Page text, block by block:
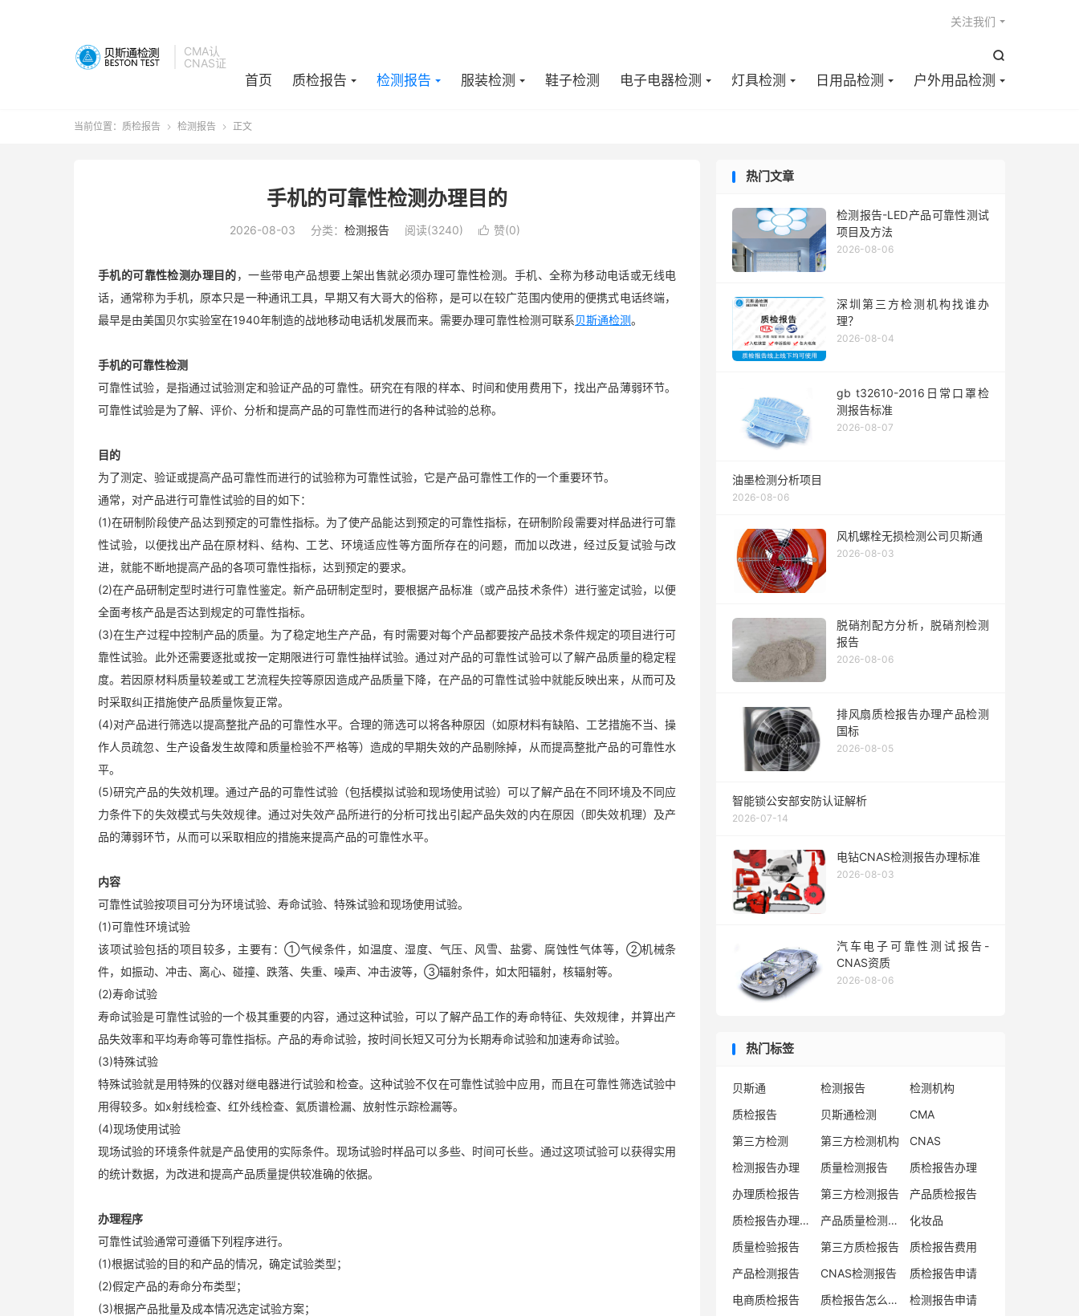
CMA认
CNAS证

首页 质检报告 检测报告 服装检测 鞋子检测 电子电器检测 灯具检测 日用品检测 户外用品检测
关注我们
当前位置： 质检报告  检测报告  正文
手机的可靠性检测办理目的
2026-08-03 分类： 检测报告 阅读(3240)  赞(0)
手机的可靠性检测办理目的，一些带电产品想要上架出售就必须办理可靠性检测。手机、全称为移动电话或无线电
话，通常称为手机，原本只是一种通讯工具，早期又有大哥大的俗称，是可以在较广范围内使用的便携式电话终端，
最早是由美国贝尔实验室在1940年制造的战地移动电话机发展而来。需要办理可靠性检测可联系贝斯通检测。
手机的可靠性检测
可靠性试验，是指通过试验测定和验证产品的可靠性。研究在有限的样本、时间和使用费用下，找出产品薄弱环节。
可靠性试验是为了解、评价、分析和提高产品的可靠性而进行的各种试验的总称。
目的
为了测定、验证或提高产品可靠性而进行的试验称为可靠性试验，它是产品可靠性工作的一个重要环节。
通常，对产品进行可靠性试验的目的如下：
(1)在研制阶段使产品达到预定的可靠性指标。为了使产品能达到预定的可靠性指标，在研制阶段需要对样品进行可靠
性试验，以便找出产品在原材料、结构、工艺、环境适应性等方面所存在的问题，而加以改进，经过反复试验与改
进，就能不断地提高产品的各项可靠性指标，达到预定的要求。
(2)在产品研制定型时进行可靠性鉴定。新产品研制定型时，要根据产品标准（或产品技术条件）进行鉴定试验，以便
全面考核产品是否达到规定的可靠性指标。
(3)在生产过程中控制产品的质量。为了稳定地生产产品，有时需要对每个产品都要按产品技术条件规定的项目进行可
靠性试验。此外还需要逐批或按一定期限进行可靠性抽样试验。通过对产品的可靠性试验可以了解产品质量的稳定程
度。若因原材料质量较差或工艺流程失控等原因造成产品质量下降，在产品的可靠性试验中就能反映出来，从而可及
时采取纠正措施使产品质量恢复正常。
(4)对产品进行筛选以提高整批产品的可靠性水平。合理的筛选可以将各种原因（如原材料有缺陷、工艺措施不当、操
作人员疏忽、生产设备发生故障和质量检验不严格等）造成的早期失效的产品剔除掉，从而提高整批产品的可靠性水
平。
(5)研究产品的失效机理。通过产品的可靠性试验（包括模拟试验和现场使用试验）可以了解产品在不同环境及不同应
力条件下的失效模式与失效规律。通过对失效产品所进行的分析可找出引起产品失效的内在原因（即失效机理）及产
品的薄弱环节，从而可以采取相应的措施来提高产品的可靠性水平。
内容
可靠性试验按项目可分为环境试验、寿命试验、特殊试验和现场使用试验。
(1)可靠性环境试验
该项试验包括的项目较多，主要有：①气候条件，如温度、湿度、气压、风雪、盐雾、腐蚀性气体等，②机械条
件，如振动、冲击、离心、碰撞、跌落、失重、噪声、冲击波等，③辐射条件，如太阳辐射，核辐射等。
(2)寿命试验
寿命试验是可靠性试验的一个极其重要的内容，通过这种试验，可以了解产品工作的寿命特征、失效规律，并算出产
品失效率和平均寿命等可靠性指标。产品的寿命试验，按时间长短又可分为长期寿命试验和加速寿命试验。
(3)特殊试验
特殊试验就是用特殊的仪器对继电器进行试验和检查。这种试验不仅在可靠性试验中应用，而且在可靠性筛选试验中
用得较多。如x射线检查、红外线检查、氦质谱检漏、放射性示踪检漏等。
(4)现场使用试验
现场试验的环境条件就是产品使用的实际条件。现场试验时样品可以多些、时间可长些。通过这项试验可以获得实用
的统计数据，为改进和提高产品质量提供较准确的依据。
办理程序
可靠性试验通常可遵循下列程序进行。
(1)根据试验的目的和产品的情况，确定试验类型；
(2)假定产品的寿命分布类型；
(3)根据产品批量及成本情况选定试验方案；
热门文章
检测报告-LED产品可靠性测试
项目及方法
2026-08-06
深圳第三方检测机构找谁办
理？
2026-08-04
gb t32610-2016日常口罩检
测报告标准
2026-08-07
油墨检测分析项目
2026-08-06
风机螺栓无损检测公司贝斯通
2026-08-03
脱硝剂配方分析，脱硝剂检测
报告
2026-08-06
排风扇质检报告办理产品检测
国标
2026-08-05
智能锁公安部安防认证解析
2026-07-14
电钻CNAS检测报告办理标准
2026-08-03
汽车电子可靠性测试报告-
CNAS资质
2026-08-06
热门标签
贝斯通 检测报告
检测机构
质检报告
贝斯通检测
CMA
第三方检测
第三方检测机构
CNAS
检测报告办理
质量检测报告
质检报告办理
办理质检报告
第三方检测报告
产品质检报告
质检报告办理流程
产品质量检测报告
化妆品
质量检验报告
第三方质检报告
质检报告费用
产品检测报告
CNAS检测报告
质检报告申请
电商质检报告
质检报告怎么办理
检测报告申请